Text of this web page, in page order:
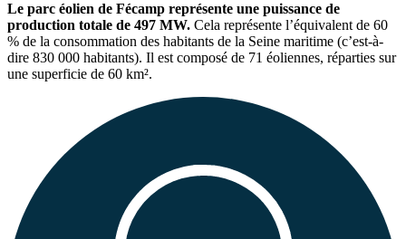
Le parc éolien de Fécamp représente une puissance de
production totale de 497 MW. Cela représente l’équivalent de 60
% de la consommation des habitants de la Seine maritime (c’est-à-
dire 830 000 habitants). Il est composé de 71 éoliennes, réparties sur
une superficie de 60 km².